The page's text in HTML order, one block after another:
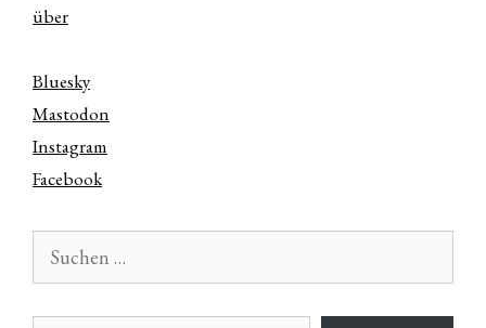
über
Bluesky
Mastodon
Instagram
Facebook
nach:
E-Mail-Adresse